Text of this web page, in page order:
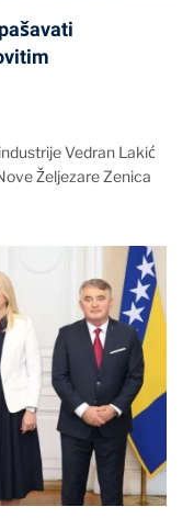
Vedran Lakić
Željezare Zenica